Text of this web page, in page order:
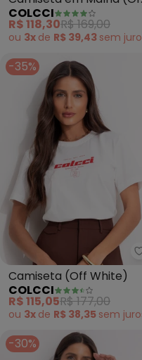
White)
COLCCI
R$ 118,30R$ 169,00
ou 3x de R$ 39,43 sem
-35%
Camiseta (Off White)
COLCCI
R$ 115,05R$ 177,00
ou 3x de R$ 38,35 sem
-30%